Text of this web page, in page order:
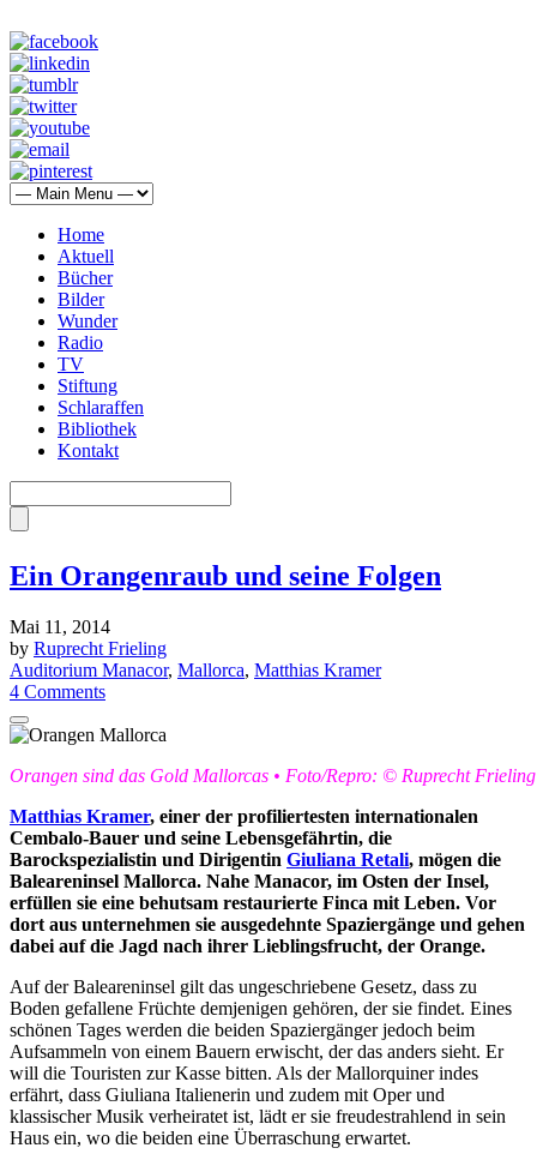
Home
Aktuell
Bücher
Bilder
Wunder
Radio
TV
Stiftung
Schlaraffen
Bibliothek
Kontakt
Ein Orangenraub und seine Folgen
Mai 11, 2014
by Ruprecht Frieling
Auditorium Manacor, Mallorca, Matthias Kramer
4 Comments
Orangen sind das Gold Mallorcas • Foto/Repro: © Ruprecht Frieling
Matthias Kramer, einer der profiliertesten internationalen
Cembalo-Bauer und seine Lebensgefährtin, die
Barockspezialistin und Dirigentin Giuliana Retali, mögen die
Baleareninsel Mallorca. Nahe Manacor, im Osten der Insel,
erfüllen sie eine behutsam restaurierte Finca mit Leben. Vor
dort aus unternehmen sie ausgedehnte Spaziergänge und gehen
dabei auf die Jagd nach ihrer Lieblingsfrucht, der Orange.
Auf der Baleareninsel gilt das ungeschriebene Gesetz, dass zu
Boden gefallene Früchte demjenigen gehören, der sie findet. Eines
schönen Tages werden die beiden Spaziergänger jedoch beim
Aufsammeln von einem Bauern erwischt, der das anders sieht. Er
will die Touristen zur Kasse bitten. Als der Mallorquiner indes
erfährt, dass Giuliana Italienerin und zudem mit Oper und
klassischer Musik verheiratet ist, lädt er sie freudestrahlend in sein
Haus ein, wo die beiden eine Überraschung erwartet.